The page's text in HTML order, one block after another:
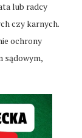
lub radcy
czy karnych.
ochrony
sądowym,